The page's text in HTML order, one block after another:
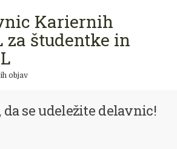
Kariernih
za študentke in
objav
se udeležite delavnic!